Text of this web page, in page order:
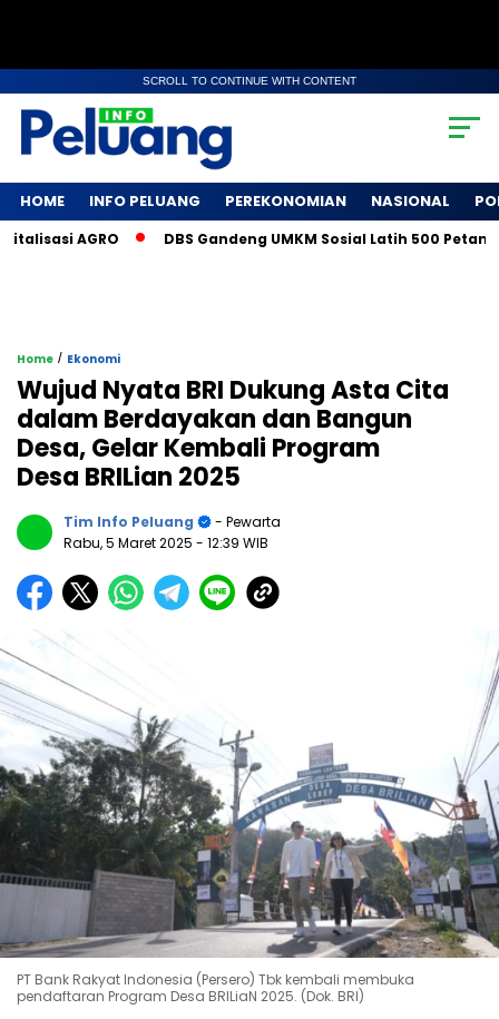
SCROLL TO CONTINUE WITH CONTENT
HOME INFO PELUANG PEREKONOMIAN NASIONAL
AGRO DBS Gandeng UMKM Sosial Latih 500 Petani Kopi
Home / Ekonomi
Wujud Nyata BRI Dukung Asta Cita
dalam Berdayakan dan Bangun
Desa, Gelar Kembali Program
Desa BRILian 2025
Tim Info Peluang
- Pewarta
Rabu, 5 Maret 2025 - 12:39 WIB
PT Bank Rakyat Indonesia (Persero) Tbk kembali membuka
pendaftaran Program Desa BRILiaN 2025. (Dok. BRI)